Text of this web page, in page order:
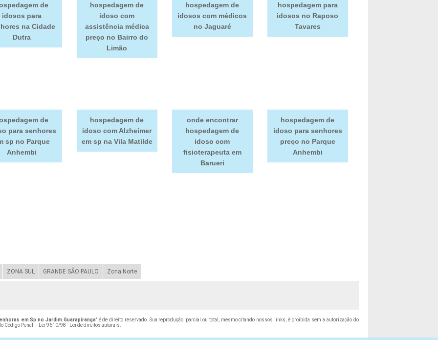
de
idosos para
na Cidade
Dutra
hospedagem de
idoso com
assistência médica
preço no Bairro do
Limão
hospedagem de
idosos com médicos
no Jaguaré
hospedagem para
idosos no Raposo
Tavares
de
para senhores
sp no Parque
Anhembi
hospedagem de
idoso com Alzheimer
em sp na Vila Matilde
onde encontrar
hospedagem de
idoso com
fisioterapeuta em
Barueri
hospedagem de
idoso para senhores
preço no Parque
Anhembi
ZONA SUL GRANDE SÃO PAULO Zona Norte
em Sp no Jardim Guarapiranga" é de direito reservado. Sua reprodução, parcial ou total, mesmo citando nossos links, é proibida sem a autorização do
Código Penal –
Lei 9610/98 - Lei de direitos autorais